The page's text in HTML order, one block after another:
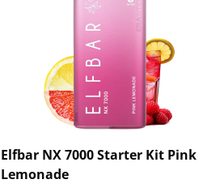
Elfbar NX 7000 Starter Kit Pink
Lemonade